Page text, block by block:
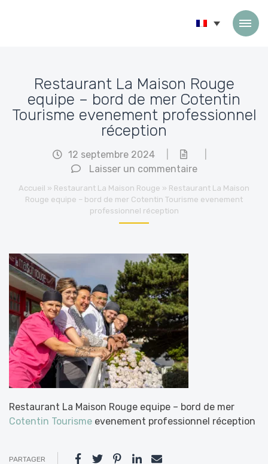
Restaurant La Maison Rouge
equipe – bord de mer Cotentin
Tourisme evenement professionnel
réception
12 septembre 2024
Laisser un commentaire
Accueil » Restaurant La Maison Rouge » Restaurant La Maison
Rouge equipe – bord de mer Cotentin Tourisme evenement
professionnel réception
Restaurant La Maison Rouge equipe – bord de mer
Cotentin Tourisme evenement professionnel réception
PARTAGER